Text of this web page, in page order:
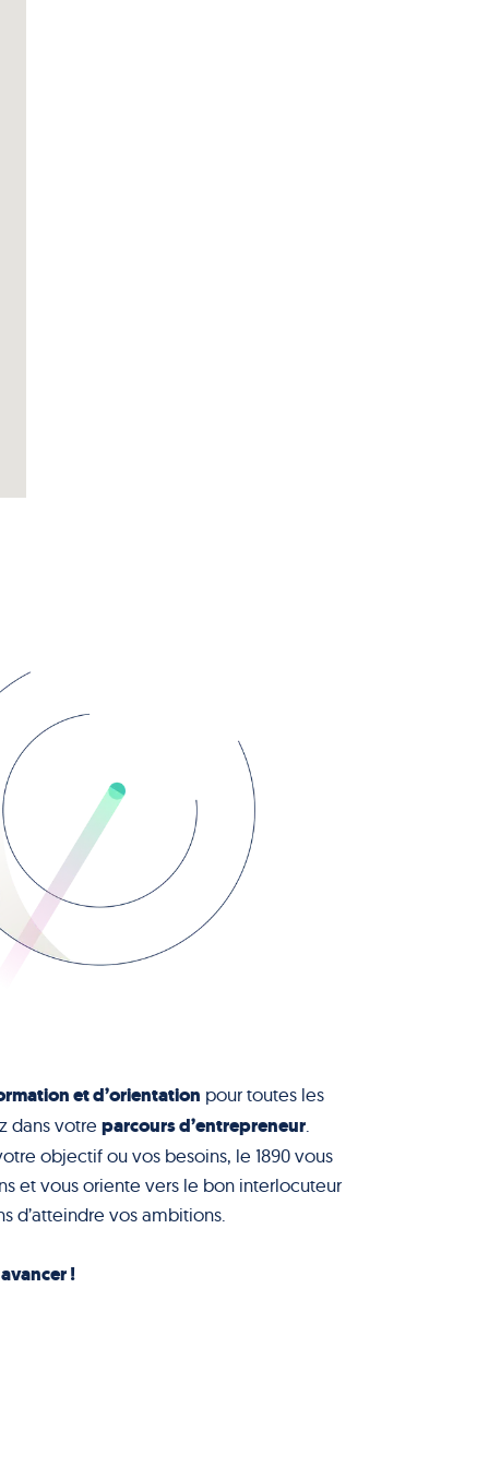
et d’orientation pour toutes les
dans votre parcours d’entrepreneur
objectif ou vos besoins, le 1890 vous
et vous oriente vers le bon interlocuteur
d’atteindre vos ambitions.
!